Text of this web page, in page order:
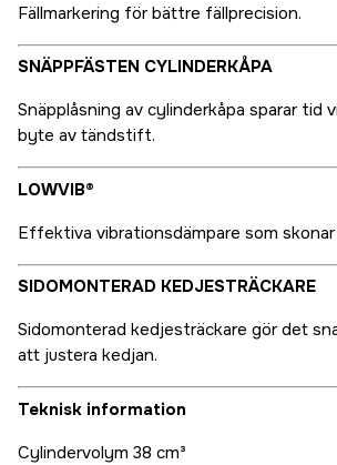
Fällmarkering för bättre fällprecision.
SNÄPPFÄSTEN CYLINDERKÅPA
Snäpplåsning av cylinderkåpa sparar tid
byte av tändstift.
LOWVIB®
Effektiva vibrationsdämpare som skonar
SIDOMONTERAD KEDJESTRÄCKARE
Sidomonterad kedjesträckare gör det
att justera kedjan.
Teknisk information
Cylindervolym 38 cm³